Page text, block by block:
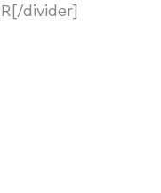
divider]